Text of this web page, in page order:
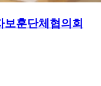
훈단체협의회